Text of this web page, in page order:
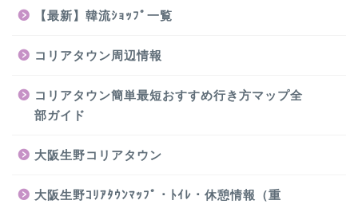
【最新】韓流ｼｮｯﾌﾟ一覧
コリアタウン周辺情報
コリアタウン簡単最短おすすめ行き方マップ全
部ガイド
大阪生野コリアタウン
大阪生野ｺﾘｱﾀｳﾝﾏｯﾌﾟ・ﾄｲﾚ・休憩情報（重